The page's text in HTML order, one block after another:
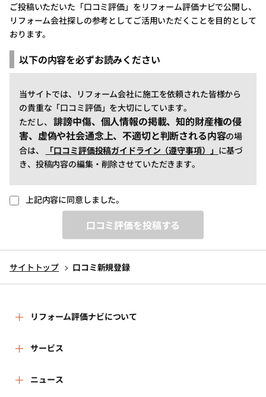
ご投稿いただいた「口コミ評価」をリフォーム評価ナビで公開し、
リフォーム会社探しの参考としてご活用いただくことを目的として
おります。
以下の内容を必ずお読みください
当サイトでは、リフォーム会社に施工を依頼された皆様から
の貴重な「口コミ評価」を大切にしています。
ただし、誹謗中傷、個人情報の掲載、知的財産権の侵
害、虚偽や社会通念上、不適切と判断される内容の場
合は、
「口コミ評価投稿ガイドライン（遵守事項）」 に基づ
き、投稿内容の編集・削除させていただきます。
上記内容に同意しました。
口コミ評価を投稿する
サイトトップ 口コミ新規登録
リフォーム評価ナビについて
リフォーム評価ナビとは
運営体制
サービス
リフォーム会社を探す
ニュース